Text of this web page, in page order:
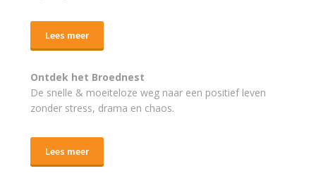
Lees meer
Ontdek het Broednest
De snelle & moeiteloze weg naar een positief leven
zonder stress, drama en chaos.
Lees meer